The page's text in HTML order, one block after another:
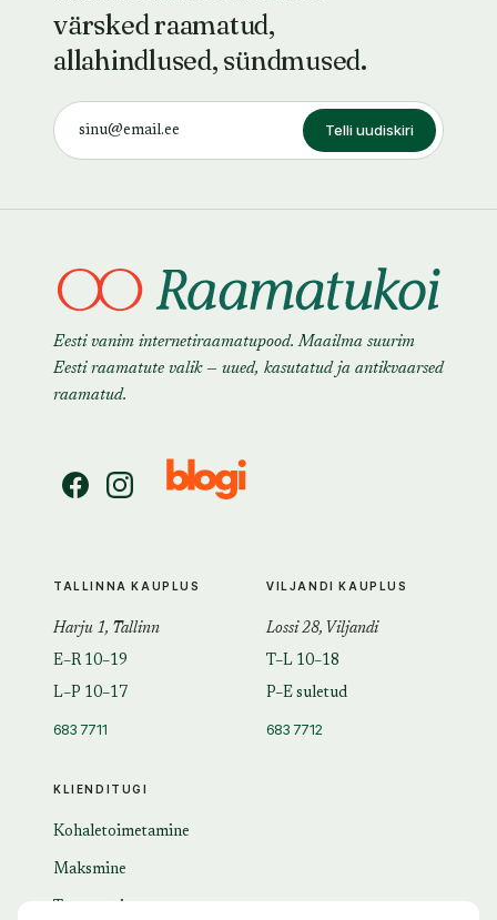
värsked raamatud,
allahindlused, sündmused.
Telli uudiskiri
Eesti vanim internetiraamatupood. Maailma suurim
Eesti raamatute valik — uued, kasutatud ja antikvaarsed
raamatud.
KLIENDITUGI
Kohaletoimetamine
Maksmine
TALLINNA KAUPLUS
Harju 1, Tallinn
E–R 10–19
L–P 10–17
683 7711
VILJANDI KAUPLUS
Lossi 28, Viljandi
T–L 10–18
P–E suletud
683 7712